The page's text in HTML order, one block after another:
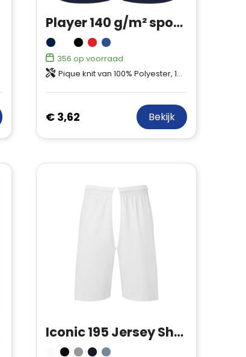
Player 140 g/m² sportshort voor kinderen
356 op voorraad
Pique knit van 100% Polyester, 140 g/m2
€ 3,62 Bekijk
Iconic 195 Jersey Shorts